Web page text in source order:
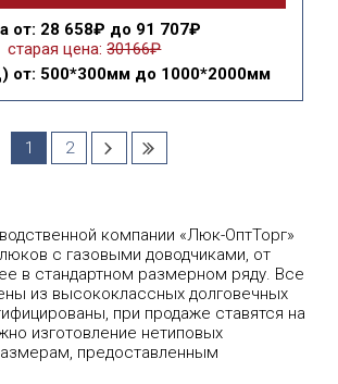
от: 28 658₽ до 91 707₽
старая цена: 30166₽
от: 500*300мм до 1000*2000мм
1 2
компании «Люк-ОптТорг»
с газовыми доводчиками, от
в стандартном размерном ряду. Все
из высококлассных долговечных
при продаже ставятся на
изготовление нетиповых
предоставленным